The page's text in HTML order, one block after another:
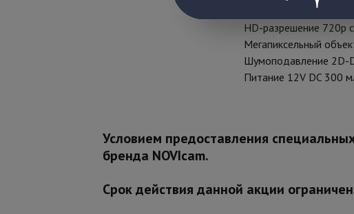
ИК подсветка 20
HD-разрешение 720p
Мегапиксельный
Шумоподавление 2D-
Питание 12V DC 300
Условием предоставления
бренда NOVIcam.
Срок действия данной акции